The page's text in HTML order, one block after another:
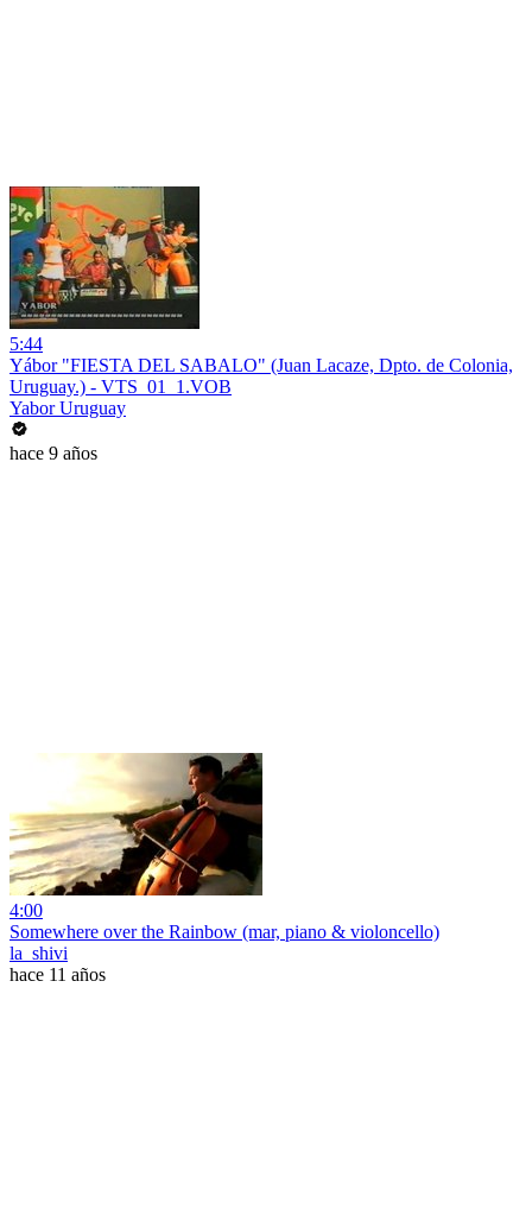
5:44
Yábor "FIESTA DEL SABALO" (Juan Lacaze, Dpto. de Colonia,
Uruguay.) - VTS_01_1.VOB
Yabor Uruguay
hace 9 años
4:00
Somewhere over the Rainbow (mar, piano & violoncello)
la_shivi
hace 11 años